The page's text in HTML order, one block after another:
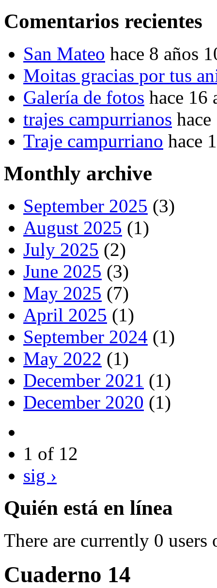
Comentarios recientes
San Mateo hace 8 años
Moitas gracias por tus
Galería de fotos hace 16
trajes campurrianos
Traje campurriano hace
Monthly archive
September 2025 (3)
August 2025 (1)
July 2025 (2)
June 2025 (3)
May 2025 (7)
April 2025 (1)
September 2024 (1)
May 2022 (1)
December 2021 (1)
December 2020 (1)
1 of 12
sig ›
Quién está en línea
There are currently 0 users
Cuaderno 14